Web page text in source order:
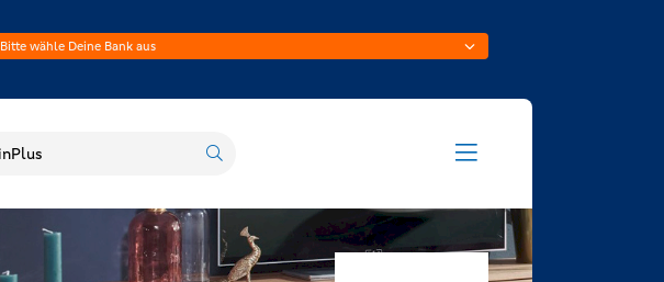
Bitte wähle Deine Bank aus